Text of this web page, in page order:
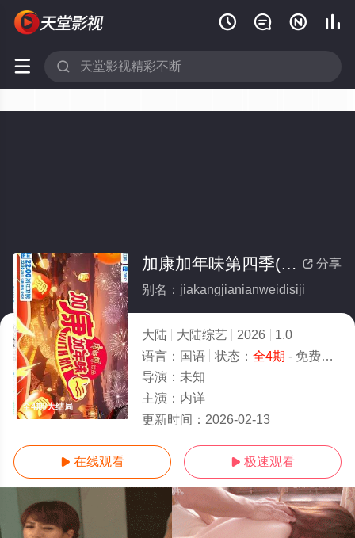
   
 
全4期/大结局
 分享
加康加年味第四季(全集)
别名：jiakangjianianweidisiji
大陆 大陆综艺 2026
1.0
语言： 国语 状态： 全4期 - 免费在线观看
导演： 未知
主演： 内详
更新时间： 2026-02-13
 在线观看  极速观看